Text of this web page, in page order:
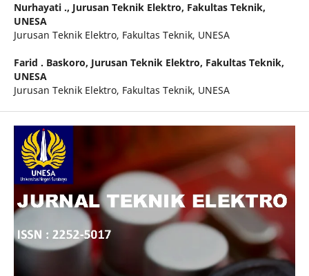
Nurhayati ., Jurusan Teknik Elektro, Fakultas Teknik,
UNESA
Jurusan Teknik Elektro, Fakultas Teknik, UNESA
Farid . Baskoro, Jurusan Teknik Elektro, Fakultas Teknik,
UNESA
Jurusan Teknik Elektro, Fakultas Teknik, UNESA